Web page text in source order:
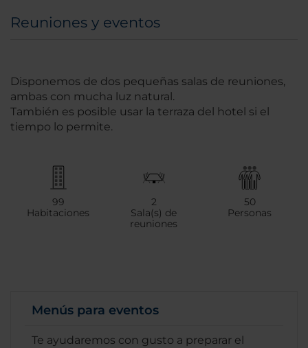
Reuniones y eventos
Disponemos de dos pequeñas salas de reuniones,
ambas con mucha luz natural.
También es posible usar la terraza del hotel si el
tiempo lo permite.
99
Habitaciones
2
Sala(s) de
reuniones
50
Personas
Menús para eventos
Te ayudaremos con gusto a preparar el